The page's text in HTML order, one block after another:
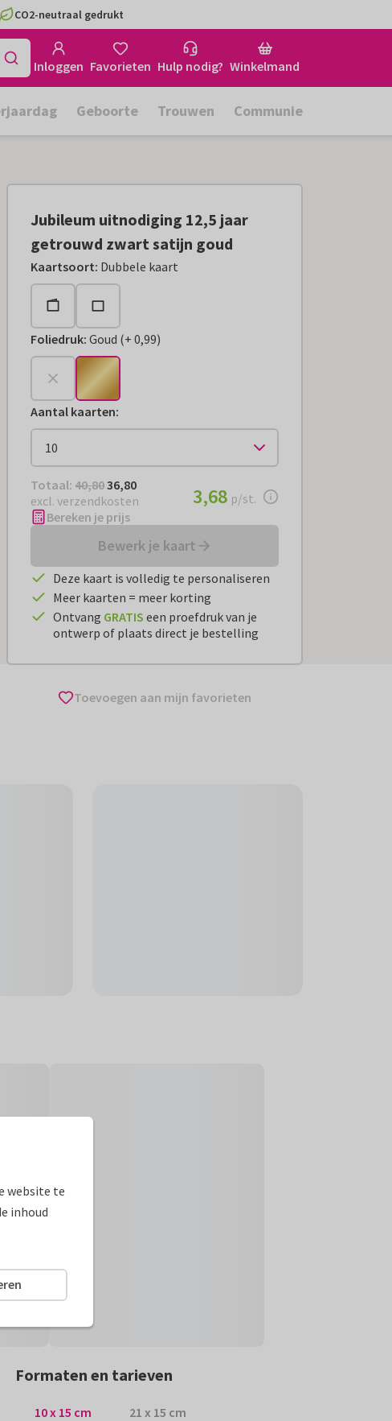
CO2-neutraal gedrukt
Inloggen Favorieten Hulp nodig? Winkelmand
Geboorte Trouwen Communie
Jubileum uitnodiging 12,5 jaar
getrouwd zwart satijn goud
Kaartsoort: Dubbele kaart
Foliedruk:Goud (
+€ 0,99
+ 0,99)
Aantal kaarten:
Totaal: € 36,80
Totaal: 40,8036,80
excl. verzendkosten
€ 3,68per stuk
3,68 p/st.
Bereken je prijs
Bewerk je kaart
Deze kaart is volledig te personaliseren
Meer kaarten = meer korting
Ontvang GRATIS een proefdruk van je
ontwerp of plaats direct je bestelling
Toevoegen aan mijn favorieten
Formaten en tarieven
10 x 15 cm 21 x 15 cm
website te
inhoud